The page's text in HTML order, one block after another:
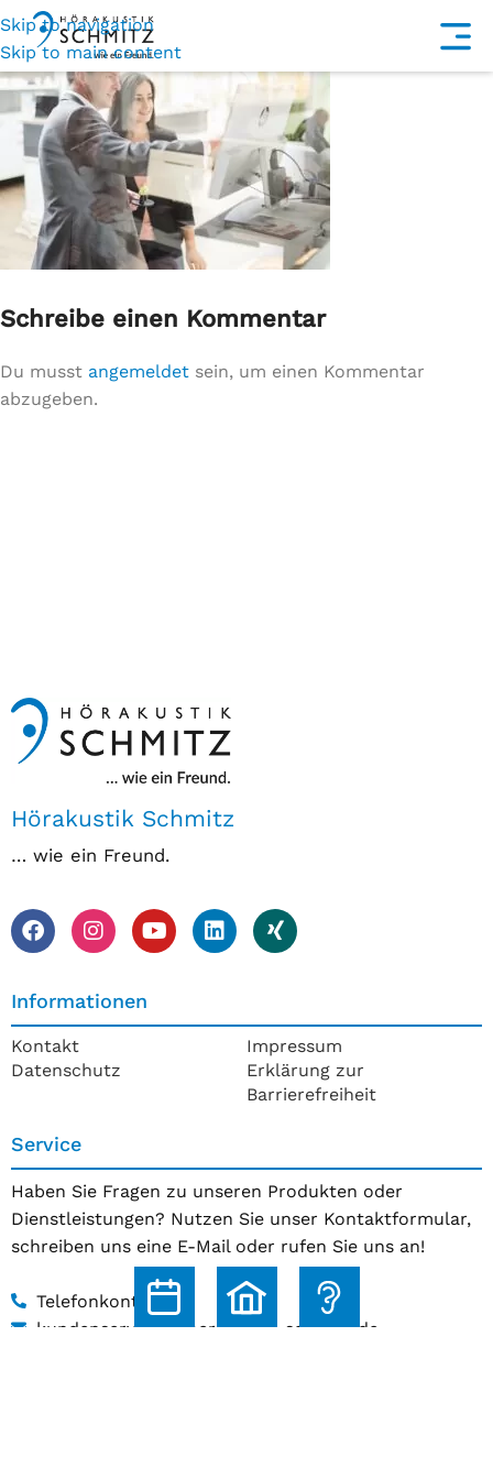
Skip to navigation
Skip to main content
Schreibe einen Kommentar
Du musst angemeldet sein, um einen Kommentar
abzugeben.
Hörakustik Schmitz
… wie ein Freund.
Informationen
Kontakt
Datenschutz
Impressum
Erklärung zur
Barrierefreiheit
Service
Haben Sie Fragen zu unseren Produkten oder
Dienstleistungen? Nutzen Sie unser Kontaktformular,
schreiben uns eine E-Mail oder rufen Sie uns an!
Telefonkontakt
kundenservice@hoerakustik-schmitz.de